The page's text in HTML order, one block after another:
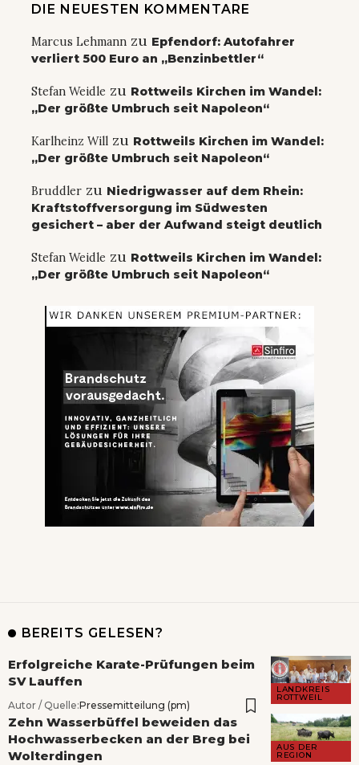
DIE NEUESTEN KOMMENTARE
Marcus Lehmann zu Epfendorf: Autofahrer
verliert 500 Euro an „Benzinbettler“
Stefan Weidle zu Rottweils Kirchen im Wandel:
„Der größte Umbruch seit Napoleon“
Karlheinz Will zu Rottweils Kirchen im Wandel:
„Der größte Umbruch seit Napoleon“
Bruddler zu Niedrigwasser auf dem Rhein:
Kraftstoffversorgung im Südwesten
gesichert – aber der Aufwand steigt deutlich
Stefan Weidle zu Rottweils Kirchen im Wandel:
„Der größte Umbruch seit Napoleon“
BEREITS GELESEN?
LANDKREIS
ROTTWEIL
Erfolgreiche Karate-Prüfungen beim
SV Lauffen
Autor / Quelle:Pressemitteilung (pm)
AUS DER
REGION
Zehn Wasserbüffel beweiden das
Hochwasserbecken an der Breg bei
Wolterdingen